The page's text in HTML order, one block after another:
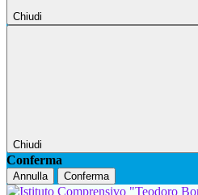
Chiudi
Chiudi
Conferma
Annulla Conferma